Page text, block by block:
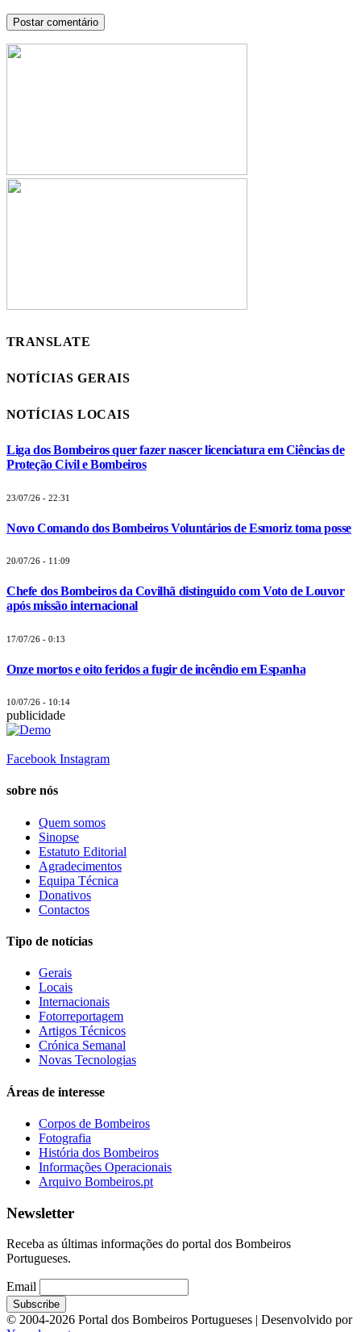
TRANSLATE
NOTÍCIAS GERAIS
NOTÍCIAS LOCAIS
Liga dos Bombeiros quer fazer nascer licenciatura em Ciências de
Proteção Civil e Bombeiros
23/07/26 - 22:31
Novo Comando dos Bombeiros Voluntários de Esmoriz toma posse
20/07/26 - 11:09
Chefe dos Bombeiros da Covilhã distinguido com Voto de Louvor
após missão internacional
17/07/26 - 0:13
Onze mortos e oito feridos a fugir de incêndio em Espanha
10/07/26 - 10:14
publicidade
Facebook Instagram
sobre nós
Quem somos
Sinopse
Estatuto Editorial
Agradecimentos
Equipa Técnica
Donativos
Contactos
Tipo de notícias
Gerais
Locais
Internacionais
Fotorreportagem
Artigos Técnicos
Crónica Semanal
Novas Tecnologias
Áreas de interesse
Corpos de Bombeiros
Fotografia
História dos Bombeiros
Informações Operacionais
Arquivo Bombeiros.pt
Newsletter
Receba as últimas informações do portal dos Bombeiros
Portugueses.
Email
© 2004-2026 Portal dos Bombeiros Portugueses | Desenvolvido por